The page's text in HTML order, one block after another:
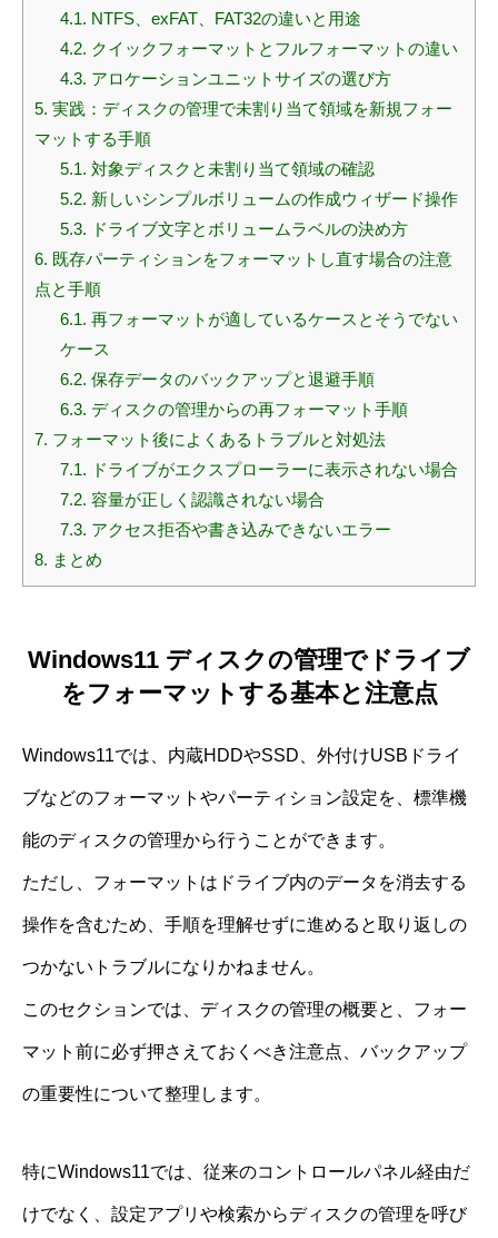
4.1. NTFS、exFAT、FAT32の違いと用途
4.2. クイックフォーマットとフルフォーマットの違い
4.3. アロケーションユニットサイズの選び方
5. 実践：ディスクの管理で未割り当て領域を新規フォー
マットする手順
5.1. 対象ディスクと未割り当て領域の確認
5.2. 新しいシンプルボリュームの作成ウィザード操作
5.3. ドライブ文字とボリュームラベルの決め方
6. 既存パーティションをフォーマットし直す場合の注意
点と手順
6.1. 再フォーマットが適しているケースとそうでない
ケース
6.2. 保存データのバックアップと退避手順
6.3. ディスクの管理からの再フォーマット手順
7. フォーマット後によくあるトラブルと対処法
7.1. ドライブがエクスプローラーに表示されない場合
7.2. 容量が正しく認識されない場合
7.3. アクセス拒否や書き込みできないエラー
8. まとめ
Windows11 ディスクの管理でドライブ
をフォーマットする基本と注意点
Windows11では、内蔵HDDやSSD、外付けUSBドライ
ブなどのフォーマットやパーティション設定を、標準機
能のディスクの管理から行うことができます。
ただし、フォーマットはドライブ内のデータを消去する
操作を含むため、手順を理解せずに進めると取り返しの
つかないトラブルになりかねません。
このセクションでは、ディスクの管理の概要と、フォー
マット前に必ず押さえておくべき注意点、バックアップ
の重要性について整理します。
特にWindows11では、従来のコントロールパネル経由だ
けでなく、設定アプリや検索からディスクの管理を呼び